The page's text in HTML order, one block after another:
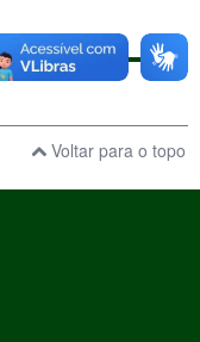
Voltar para o topo